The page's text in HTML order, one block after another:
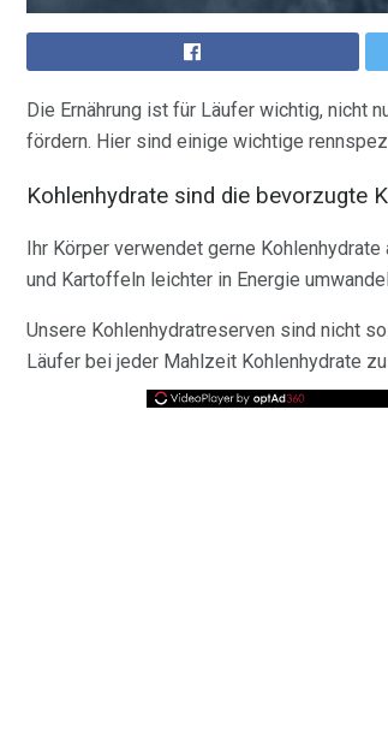
Die Ernährung ist für Läufer wichtig, nicht
fördern. Hier sind einige wichtige
Kohlenhydrate sind die bevorzugte
Ihr Körper verwendet gerne
und Kartoffeln leichter in Energie
Unsere Kohlenhydratreserven sind nicht
Läufer bei jeder Mahlzeit Kohlenhydrate